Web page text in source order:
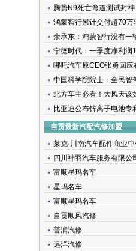
腾势N9死亡弯道测试封
鸿蒙智行累计交付超70万
余承东：鸿蒙智行没有一
宁德时代：一季度净利润
哪吒汽车原CEO张勇回应
中国科学院院士：全民智
北方车主必看！大风天该
比亚迪公布锌离子电池专
自贡最新汽配汽修加盟
莱克·川南汽车配件商业
四川神羽汽车服务有限公
富顺星玛名车
星玛名车
富顺星玛名车
自贡顺风汽修
普润汽修
远洋汽修